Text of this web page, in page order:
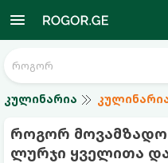
კულინარია
როგორ
ლურჯი ყველითა